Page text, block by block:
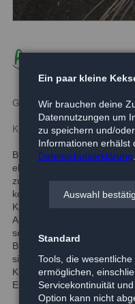
Byron
Geboren: -
Kurzbeschreibung:
Byron ist ein erwachsener
ehemaligen Halter haben
zurückgelassen. Byron hat
konnte er jedoch nicht
Kater. Er ist wunderschön
Aufenthalt im Tierheim
seiner Box zurück und auch
Byron liebt dafür jede Art
sicher, dass er im neuen
Kuschelkater mutiert. Byron
Eingewöhnung gerne
Ein paar kleine
Wir brauchen deine
Datennutzungen um
zu speichern und/
Informationen erhälst
Datenschutzerklärung
Auswahl
Standard
Tools, die
ermöglichen,
Servicekontinuität
Option kann nicht